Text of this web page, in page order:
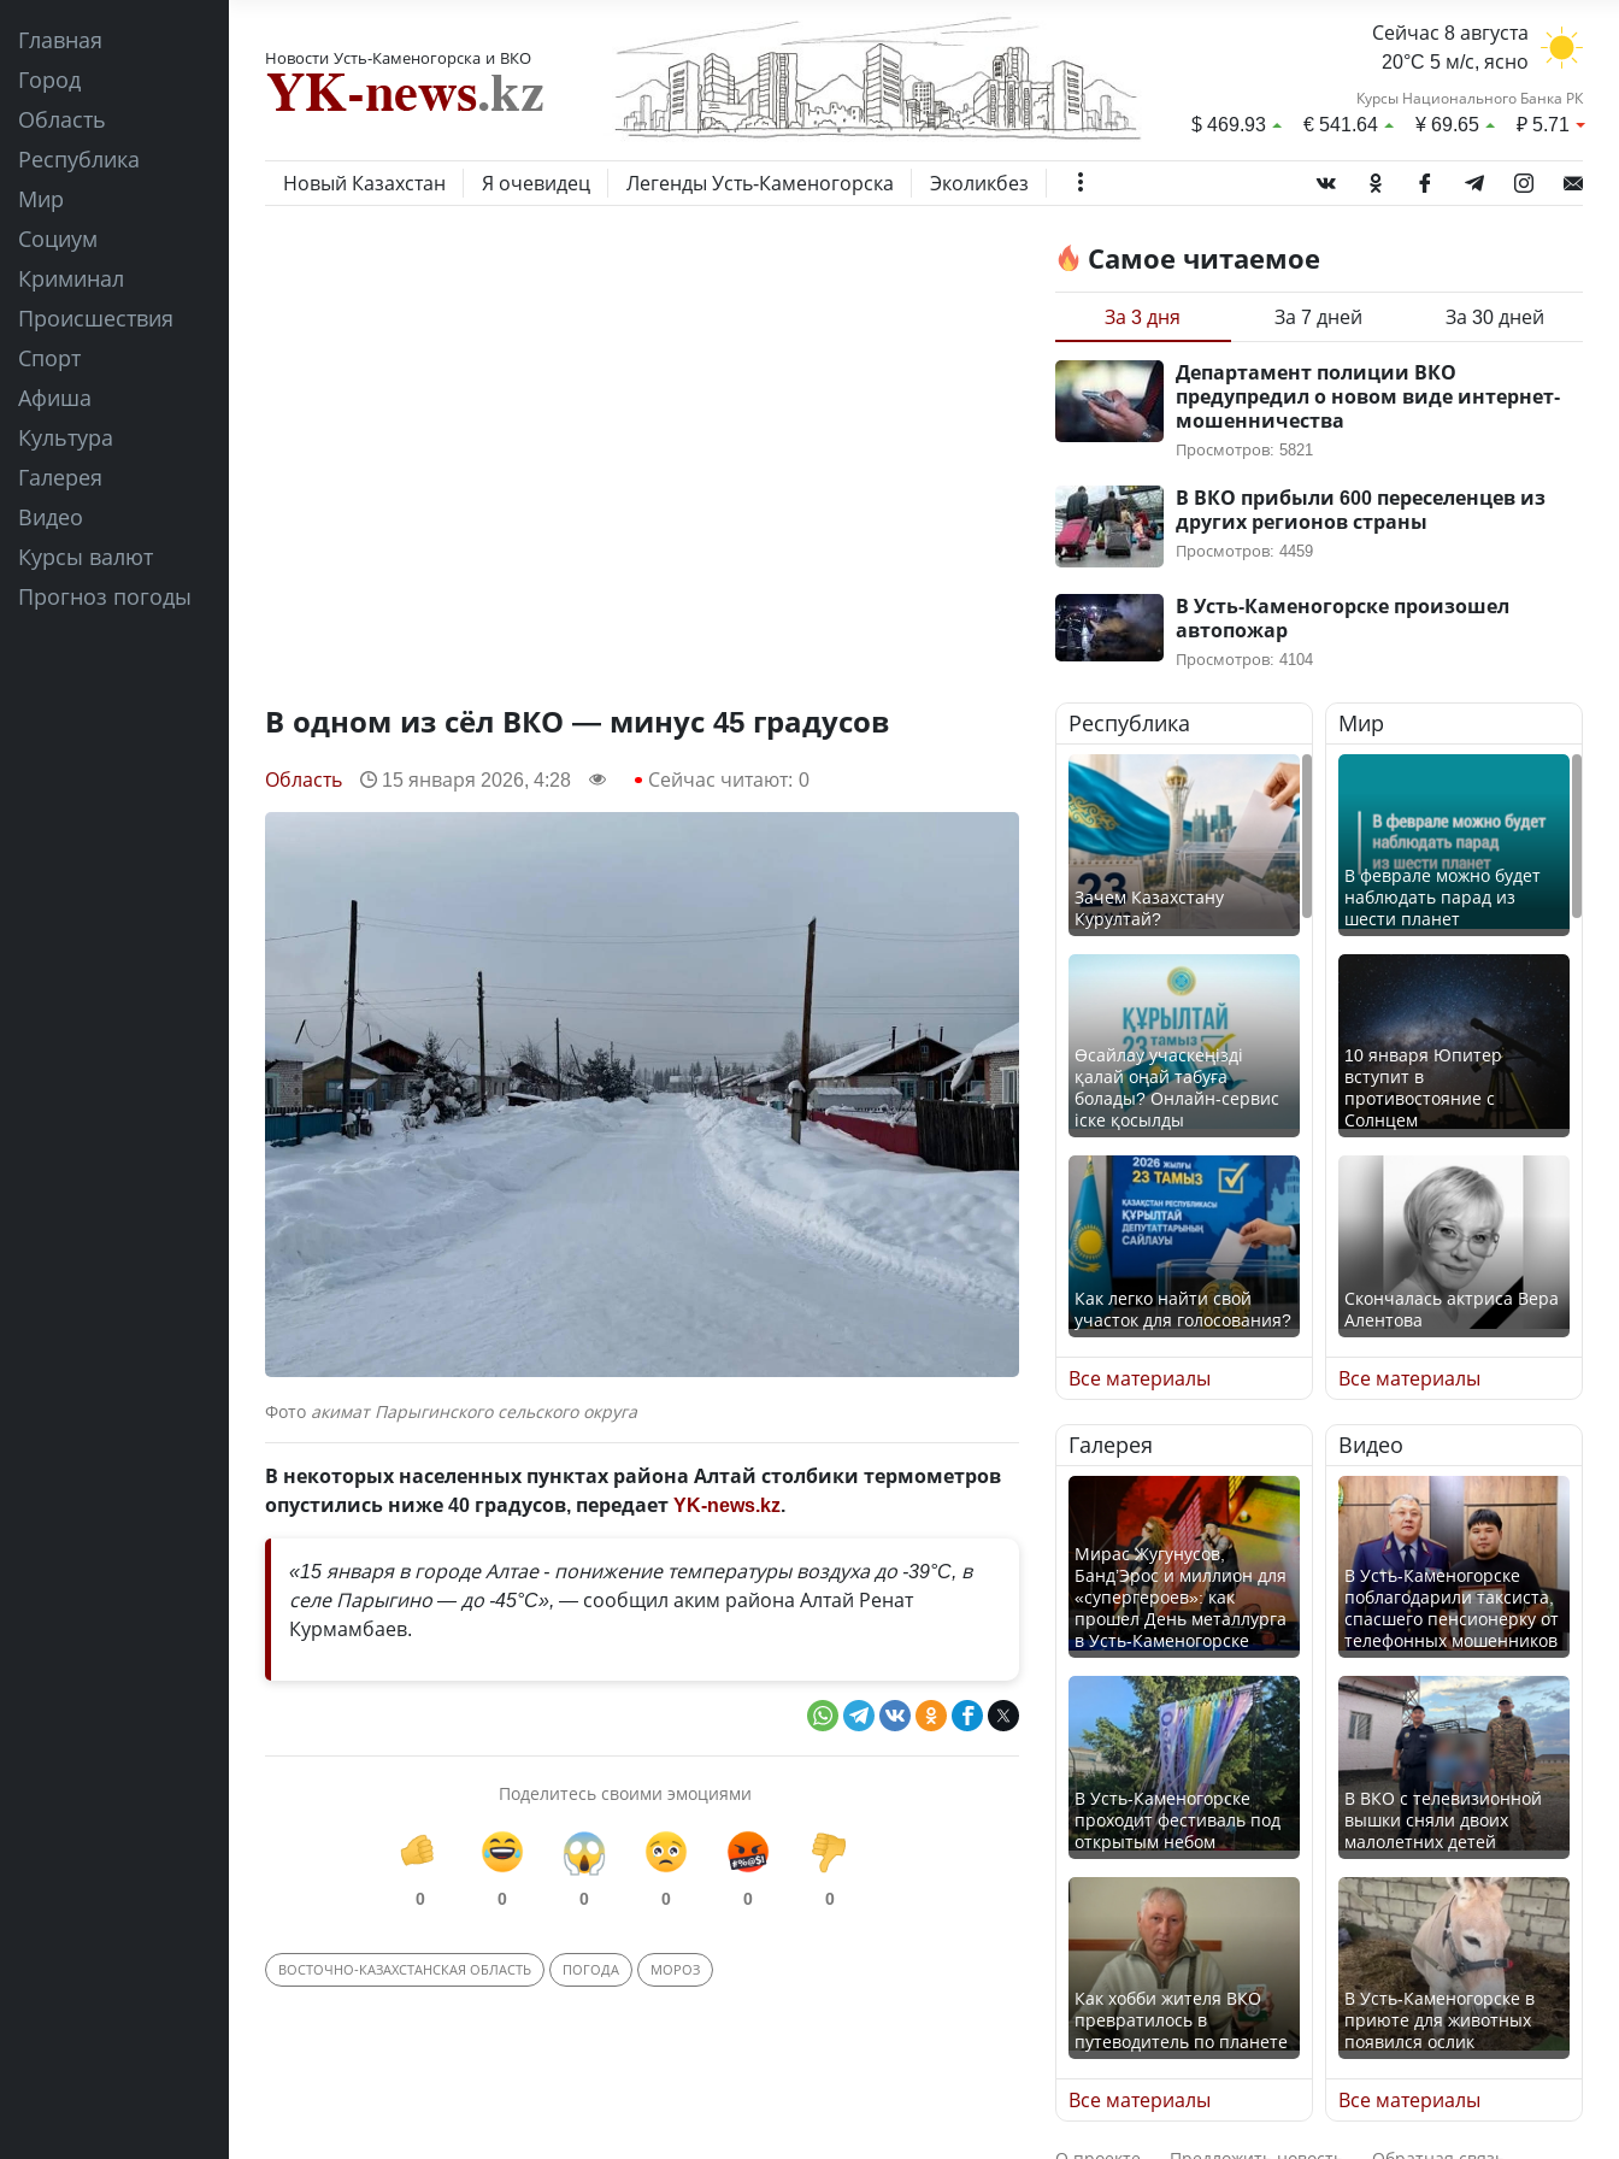
Главная
Город
Область
Республика
Мир
Социум
Криминал
Происшествия
Спорт
Афиша
Культура
Галерея
Видео
Курсы валют
Прогноз погоды
Новости Усть-Каменогорска и ВКО
Сейчас 8 августа
20°C 5 м/с, ясно
Курсы Национального Банка РК
$469.93 €541.64 ¥69.65 ₽5.71
Новый Казахстан Я очевидец Легенды Усть-Каменогорска Эколикбез
В одном из сёл ВКО — минус 45 градусов
Область 15 января 2026, 4:28 Сейчас читают: 0
Фото акимат Парыгинского сельского округа
В некоторых населенных пунктах района Алтай столбики термометров
опустились ниже 40 градусов, передаетYK-news.kz.
«15 января в городе Алтае - понижение температуры воздуха до -39°C, в
селе Парыгино — до -45°C», — сообщил аким района Алтай Ренат
Курмамбаев.
Поделитесь своими эмоциями
0 0 0 0 0 0
ВОСТОЧНО-КАЗАХСТАНСКАЯ ОБЛАСТЬ ПОГОДА МОРОЗ
Самое читаемое
За 3 дня За 7 дней За 30 дней
Департамент полиции ВКО
предупредил о новом виде интернет-
мошенничества
Просмотров: 5821
В ВКО прибыли 600 переселенцев из
других регионов страны
Просмотров: 4459
В Усть-Каменогорске произошел
автопожар
Просмотров: 4104
Республика
Зачем Казахстану
Курултай?
Өсайлау учаскеңізді
қалай оңай табуға
болады? Онлайн-сервис
іске қосылды
Как легко найти свой
участок для голосования?
Минтруда назвало
отрасли с самыми
высокими зарплатными
предложениями
Искусственный интеллект
официально включили в
школьную программу
Казахстана
В Казахстане стало
проще получить
направления на
медицинские
обследования
Қазақстан Орталық Азия
елдері арасында әл-ауқат
индексінде көш бастады
Все материалы
Мир
В феврале можно будет
наблюдать парад из
шести планет
10 января Юпитер
вступит в
противостояние с
Солнцем
Скончалась актриса Вера
Алентова
В РФ вынесен заочный
приговор по уголовному
делу об убийстве Игоря
Талькова
В России введены
дополнительные
ограничения для
казахстанских прав
Трамп официально
вступил в должность
президента США
Луну признали объектом
культурного наследия,
находящегося под
угрозой исчезновения
Все материалы
Галерея
Мирас Жугунусов,
Банд’Эрос и миллион для
«супергероев»: как
прошел День металлурга
в Усть-Каменогорске
В Усть-Каменогорске
проходит фестиваль под
открытым небом
Как хобби жителя ВКО
превратилось в
путеводитель по планете
Все материалы
Видео
В Усть-Каменогорске
поблагодарили таксиста,
спасшего пенсионерку от
телефонных мошенников
В ВКО с телевизионной
вышки сняли двоих
малолетних детей
В Усть-Каменогорске в
приюте для животных
появился ослик
Все материалы